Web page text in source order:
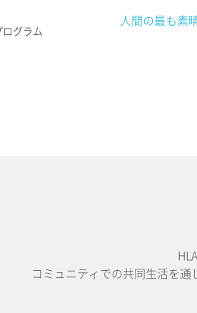
人間の最も素
ログラム
コミュニティでの共同生活を